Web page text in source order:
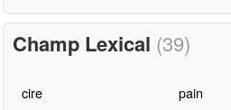
Champ Lexical (39)
cire pain